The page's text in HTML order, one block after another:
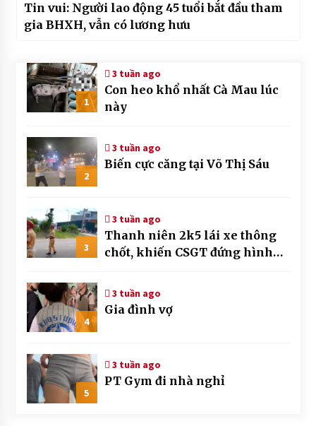
Tin vui: Người lao động 45 tuổi bắt đầu tham
gia BHXH, vẫn có lương hưu
1
3 tuần ago
Con heo khổ nhất Cà Mau lúc
này
2
3 tuần ago
Biến cực căng tại Võ Thị Sáu
3
3 tuần ago
Thanh niên 2k5 lái xe thông
chốt, khiến CSGT đứng hình
4
3 tuần ago
Gia đình vợ
5
3 tuần ago
PT Gym đi nhà nghỉ